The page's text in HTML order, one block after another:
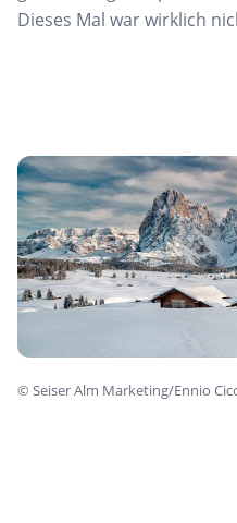
Dieses Mal war wirklich
©Seiser Alm Marketing/Ennio